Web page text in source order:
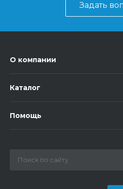
Задать
О компании
Каталог
Помощь